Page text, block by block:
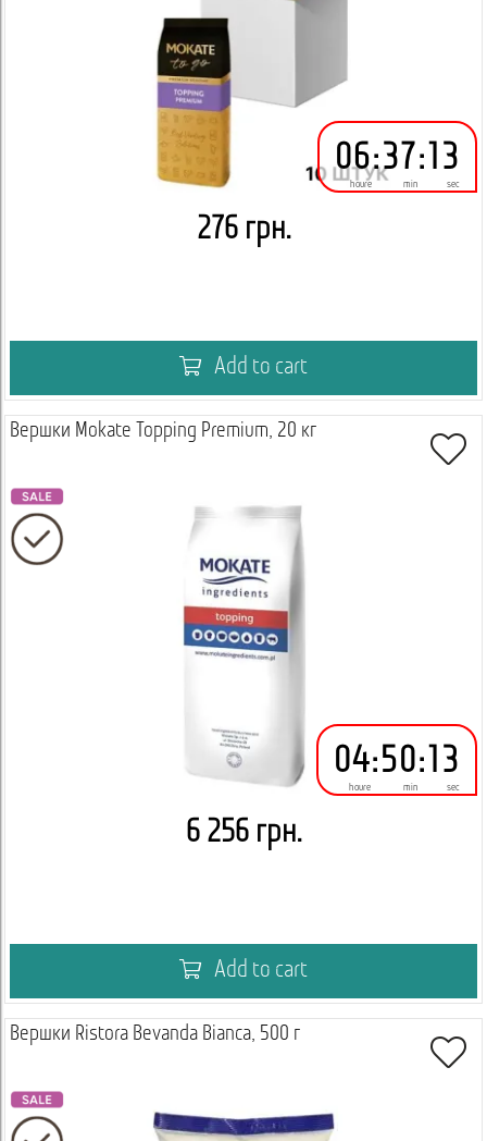
06
houre
:37
min
: 12
sec
276 грн.
Add to cart
Вершки Mokate Topping Premium, 20 кг
04
houre
:50
min
: 12
sec
6 256 грн.
Add to cart
Вершки Ristora Bevanda Bianca, 500 г